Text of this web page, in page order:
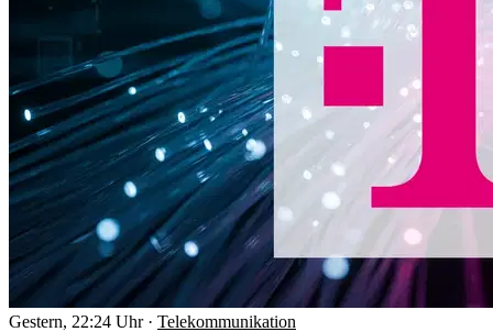
Gestern, 22:24 Uhr · Telekommunikation